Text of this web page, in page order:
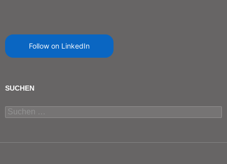
Follow on LinkedIn
SUCHEN
Suchen
nach: